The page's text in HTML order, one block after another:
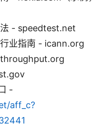
- speedtest.net
业指南 - icann.org
throughput.org
-
aff_c?